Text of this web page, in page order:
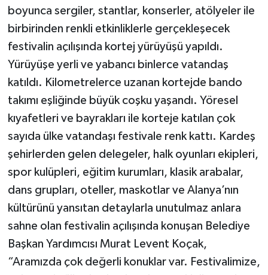
boyunca sergiler, stantlar, konserler, atölyeler ile
birbirinden renkli etkinliklerle gerçekleşecek
festivalin açılışında kortej yürüyüşü yapıldı.
Yürüyüşe yerli ve yabancı binlerce vatandaş
katıldı. Kilometrelerce uzanan kortejde bando
takımı eşliğinde büyük coşku yaşandı. Yöresel
kıyafetleri ve bayrakları ile korteje katılan çok
sayıda ülke vatandaşı festivale renk kattı. Kardeş
şehirlerden gelen delegeler, halk oyunları ekipleri,
spor kulüpleri, eğitim kurumları, klasik arabalar,
dans grupları, oteller, maskotlar ve Alanya’nın
kültürünü yansıtan detaylarla unutulmaz anlara
sahne olan festivalin açılışında konuşan Belediye
Başkan Yardımcısı Murat Levent Koçak,
“Aramızda çok değerli konuklar var. Festivalimize,